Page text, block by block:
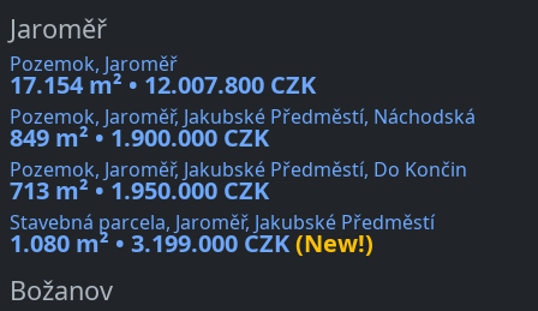
Jaroměř
Pozemok, Jaroměř
17.154 m² • 12.007.800 CZK
Pozemok, Jaroměř, Jakubské Předměstí, Náchodská
849 m² • 1.900.000 CZK
Pozemok, Jaroměř, Jakubské Předměstí, Do Končin
713 m² • 1.950.000 CZK
Stavebná parcela, Jaroměř, Jakubské Předměstí
1.080 m² • 3.199.000 CZK(New!)
Božanov